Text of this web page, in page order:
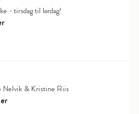
- tirsdag til lørdag!
Nelvik & Kristine Riis